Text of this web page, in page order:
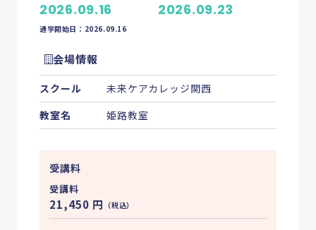
2026.09.16 2026.09.23
通学開始日：2026.09.16
会場情報
スクール
未来ケアカレッジ関西
教室名
姫路教室
受講料
受講料
21,450 円 （税込）